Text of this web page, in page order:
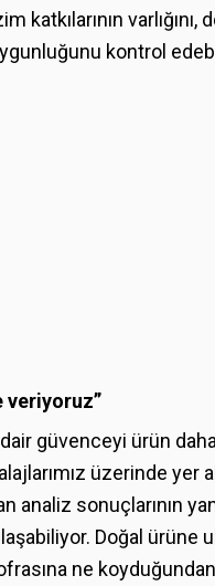
katkılarının
kontrol
veriyoruz”
güvenceyi ürün
üzerinde yer
analiz sonuçlarının
Doğal ürüne
ne